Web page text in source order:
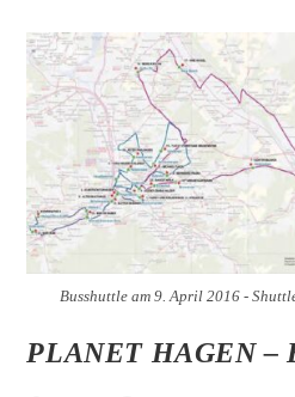
Trafohalle
In
Eilpe
Busshuttle am 9. April 2016 -
PLANET HAGEN –